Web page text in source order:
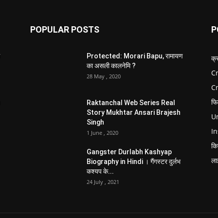
POPULAR POSTS
Protected: Morari Bapu, रामायण
का असली कालनेमि ?
28 May , 2020
Raktanchal Web Series Real
Story Mukhtar Ansari Brajesh
Singh
1 June , 2020
Gangster Durlabh Kashyap
Biography in Hindi । गैंगस्टर दुर्लभ
कश्यप के...
24 July , 2021